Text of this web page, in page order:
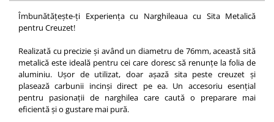
Îmbunătățește-ți Experiența cu Narghileaua cu Sita Metalică
pentru Creuzet!
Realizată cu precizie și având un diametru de 76mm, această sită
metalică este ideală pentru cei care doresc să renunțe la folia de
aluminiu. Ușor de utilizat, doar așază sita peste creuzet și
plasează carbunii incinși direct pe ea. Un accesoriu esențial
pentru pasionații de narghilea care caută o preparare mai
eficientă și o gustare mai pură.